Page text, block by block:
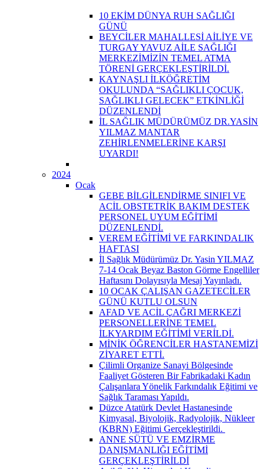
10 EKİM DÜNYA RUH SAĞLIĞI
GÜNÜ
BEYCİLER MAHALLESİ AİLİYE VE
TURGAY YAVUZ AİLE SAĞLIĞI
MERKEZİMİZİN TEMEL ATMA
TÖRENİ GERÇEKLEŞTİRİLDİ.
KAYNAŞLI İLKÖĞRETİM
OKULUNDA “SAĞLIKLI ÇOCUK,
SAĞLIKLI GELECEK” ETKİNLİĞİ
DÜZENLENDİ
İL SAĞLIK MÜDÜRÜMÜZ DR.YASİN
YILMAZ MANTAR
ZEHİRLENMELERİNE KARŞI
UYARDI!
2024
Ocak
GEBE BİLGİLENDİRME SINIFI VE
ACİL OBSTETRİK BAKIM DESTEK
PERSONEL UYUM EĞİTİMİ
DÜZENLENDİ.
VEREM EĞİTİMİ VE FARKINDALIK
HAFTASI
İl Sağlık Müdürümüz Dr. Yasin YILMAZ
7-14 Ocak Beyaz Baston Görme Engelliler
Haftasını Dolayısıyla Mesaj Yayınladı.
10 OCAK ÇALIŞAN GAZETECİLER
GÜNÜ KUTLU OLSUN
AFAD VE ACİL ÇAĞRI MERKEZİ
PERSONELLERİNE TEMEL
İLKYARDIM EĞİTİMİ VERİLDİ.
MİNİK ÖĞRENCİLER HASTANEMİZİ
ZİYARET ETTİ.
Çilimli Organize Sanayi Bölgesinde
Faaliyet Gösteren Bir Fabrikadaki Kadın
Çalışanlara Yönelik Farkındalık Eğitimi ve
Sağlık Taraması Yapıldı.
Düzce Atatürk Devlet Hastanesinde
Kimyasal, Biyolojik, Radyolojik, Nükleer
(KBRN) Eğitimi Gerçekleştirildi. ​
ANNE SÜTÜ VE EMZİRME
DANIŞMANLIĞI EĞİTİMİ
GERÇEKLEŞTİRİLDİ